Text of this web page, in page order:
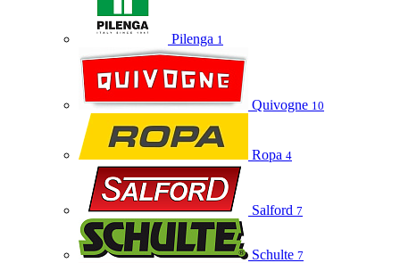
Pilenga 1
Quivogne 10
Ropa 4
Salford 7
Schulte 7